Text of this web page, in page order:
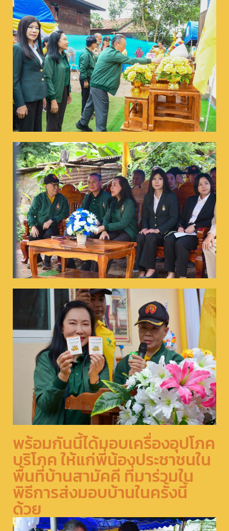
พร้อมกันนี้ได้มอบเครื่องอุปโภค
บริโภค ให้แก่พี่น้องประชาชนใน
พื้นที่บ้านสามัคคี ที่มาร่วมใน
พิธีการส่งมอบบ้านในครั้งนี้
ด้วย